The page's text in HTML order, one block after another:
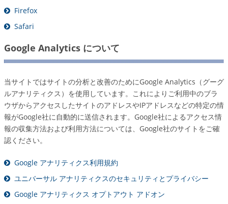
Firefox
Safari
Google Analytics について
当サイトではサイトの分析と改善のためにGoogle Analytics（グーグ
ルアナリティクス）を使用しています。これによりご利用中のブラ
ウザからアクセスしたサイトのアドレスやIPアドレスなどの特定の情
報がGoogle社に自動的に送信されます。Google社によるアクセス情
報の収集方法および利用方法については、Google社のサイトをご確
認ください。
Google アナリティクス利用規約
ユニバーサル アナリティクスのセキュリティとプライバシー
Google アナリティクス オプトアウト アドオン